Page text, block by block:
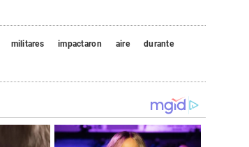
militares impactaron aire
durante